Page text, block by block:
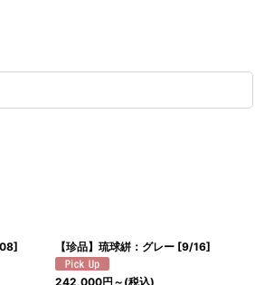
] 【珍品】琉球絣：グレー [9/16]
242,000円 ～ (税込)